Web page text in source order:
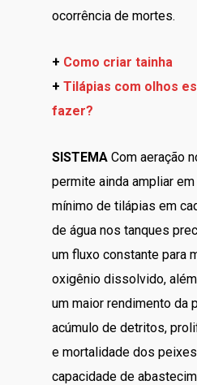
ocorrência de mortes.
+ Como criar tainha
+ Tilápias com olhos
fazer?
SISTEMA Com aeração
permite ainda ampliar
mínimo de tilápias em
de água nos tanques
um fluxo constante para
oxigênio dissolvido,
um maior rendimento da
acúmulo de detritos,
e mortalidade dos
capacidade de